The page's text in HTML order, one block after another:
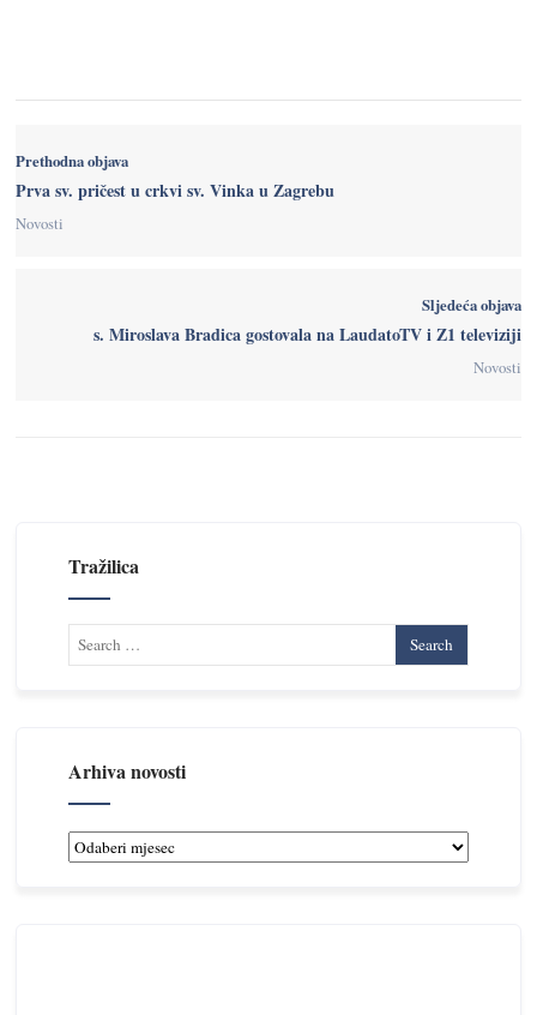
Prethodna objava
Prva sv. pričest u crkvi sv. Vinka u Zagrebu
Novosti
Sljedeća objava
s. Miroslava Bradica gostovala na LaudatoTV i Z1 televiziji
Novosti
Tražilica
Arhiva novosti